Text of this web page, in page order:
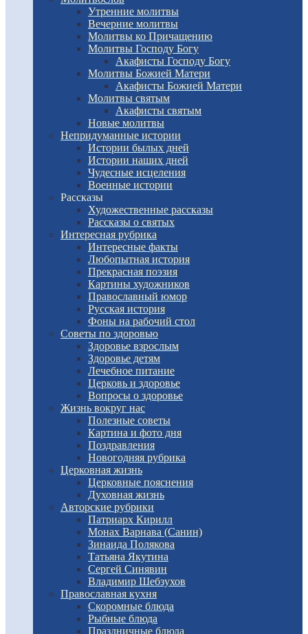
Утренние молитвы
Вечерние молитвы
Молитвы ко Причащению
Молитвы Господу Богу
Акафисты Господу Богу
Молитвы Божией Матери
Акафисты Божией Матери
Молитвы святым
Акафисты святым
Новые молитвы
Непридуманные истории
Истории былых дней
Истории наших дней
Чудесные исцеления
Военные истории
Рассказы
Художественные рассказы
Рассказы о святых
Интересная рубрика
Интересные факты
Любопытная история
Прекрасная поэзия
Картины художников
Православный юмор
Русская история
Фоны на рабочий стол
Советы по здоровью
Здоровье взрослым
Здоровье детям
Лечебное питание
Церковь и здоровье
Вопросы о здоровье
Жизнь вокруг нас
Полезные советы
Картина и фото дня
Поздравления
Новогодняя рубрика
Церковная жизнь
Церковные пояснения
Духовная жизнь
Авторские рубрики
Патриарх Кирилл
Монах Варнава (Санин)
Зинаида Полякова
Татьяна Якутина
Сергей Синявин
Владимир Шебзухов
Православная кухня
Скоромные блюда
Рыбные блюда
Праздничные блюда